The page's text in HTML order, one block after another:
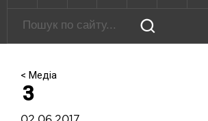
< Медіа
3